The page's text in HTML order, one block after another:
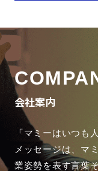
会社案内
「マミーはいつも
メッセージは、 マ
業姿勢を表す言葉